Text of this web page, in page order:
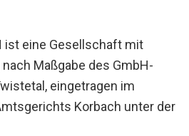
ist eine Gesellschaft mit
Maßgabe des GmbH-
eingetragen im
Korbach unter der